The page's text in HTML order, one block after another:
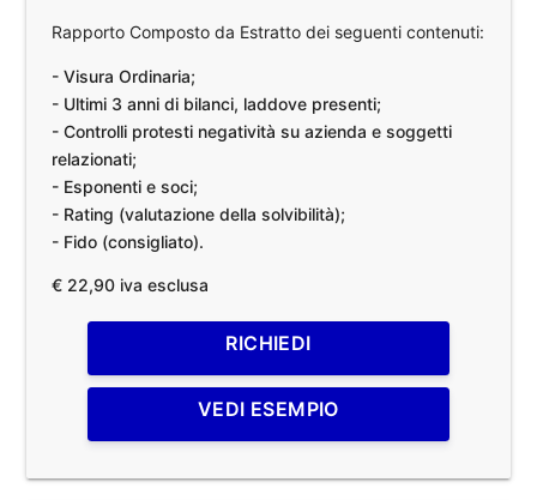
Rapporto Composto da Estratto dei seguenti contenuti:
- Visura Ordinaria;
- Ultimi 3 anni di bilanci, laddove presenti;
- Controlli protesti negatività su azienda e soggetti
relazionati;
- Esponenti e soci;
- Rating (valutazione della solvibilità);
- Fido (consigliato).
€ 22,90 iva esclusa
RICHIEDI
VEDI ESEMPIO